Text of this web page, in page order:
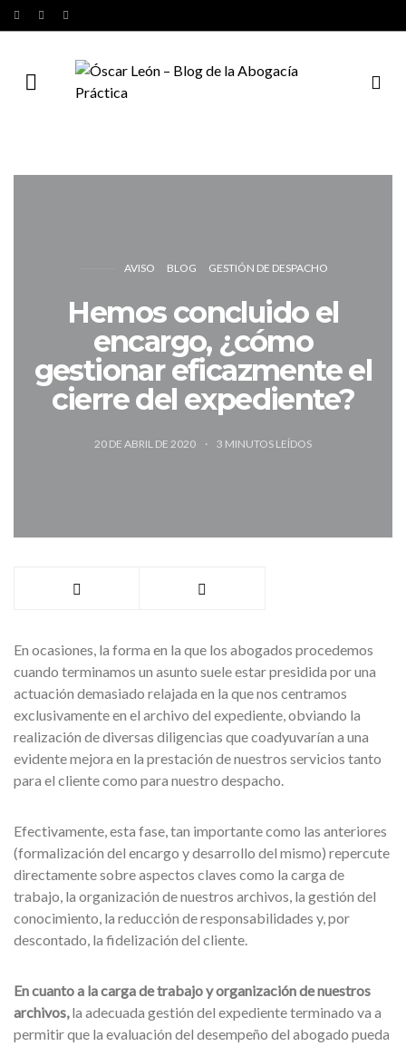
AVISO BLOG GESTIÓN DE DESPACHO
Hemos concluido el
encargo, ¿cómo
gestionar eficazmente el
cierre del expediente?
20 DE ABRIL DE 2020 3 MINUTOS LEÍDOS
En ocasiones, la forma en la que los abogados procedemos
cuando terminamos un asunto suele estar presidida por una
actuación demasiado relajada en la que nos centramos
exclusivamente en el archivo del expediente, obviando la
realización de diversas diligencias que coadyuvarían a una
evidente mejora en la prestación de nuestros servicios tanto
para el cliente como para nuestro despacho.
Efectivamente, esta fase, tan importante como las anteriores
(formalización del encargo y desarrollo del mismo) repercute
directamente sobre aspectos claves como la carga de
trabajo, la organización de nuestros archivos, la gestión del
conocimiento, la reducción de responsabilidades y, por
descontado, la fidelización del cliente.
En cuanto a la carga de trabajo y organización de nuestros
archivos,la adecuada gestión del expediente terminado va a
permitir que la evaluación del desempeño del abogado pueda